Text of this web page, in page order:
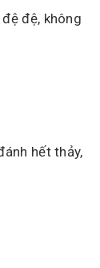
đệ, không
hết thảy,